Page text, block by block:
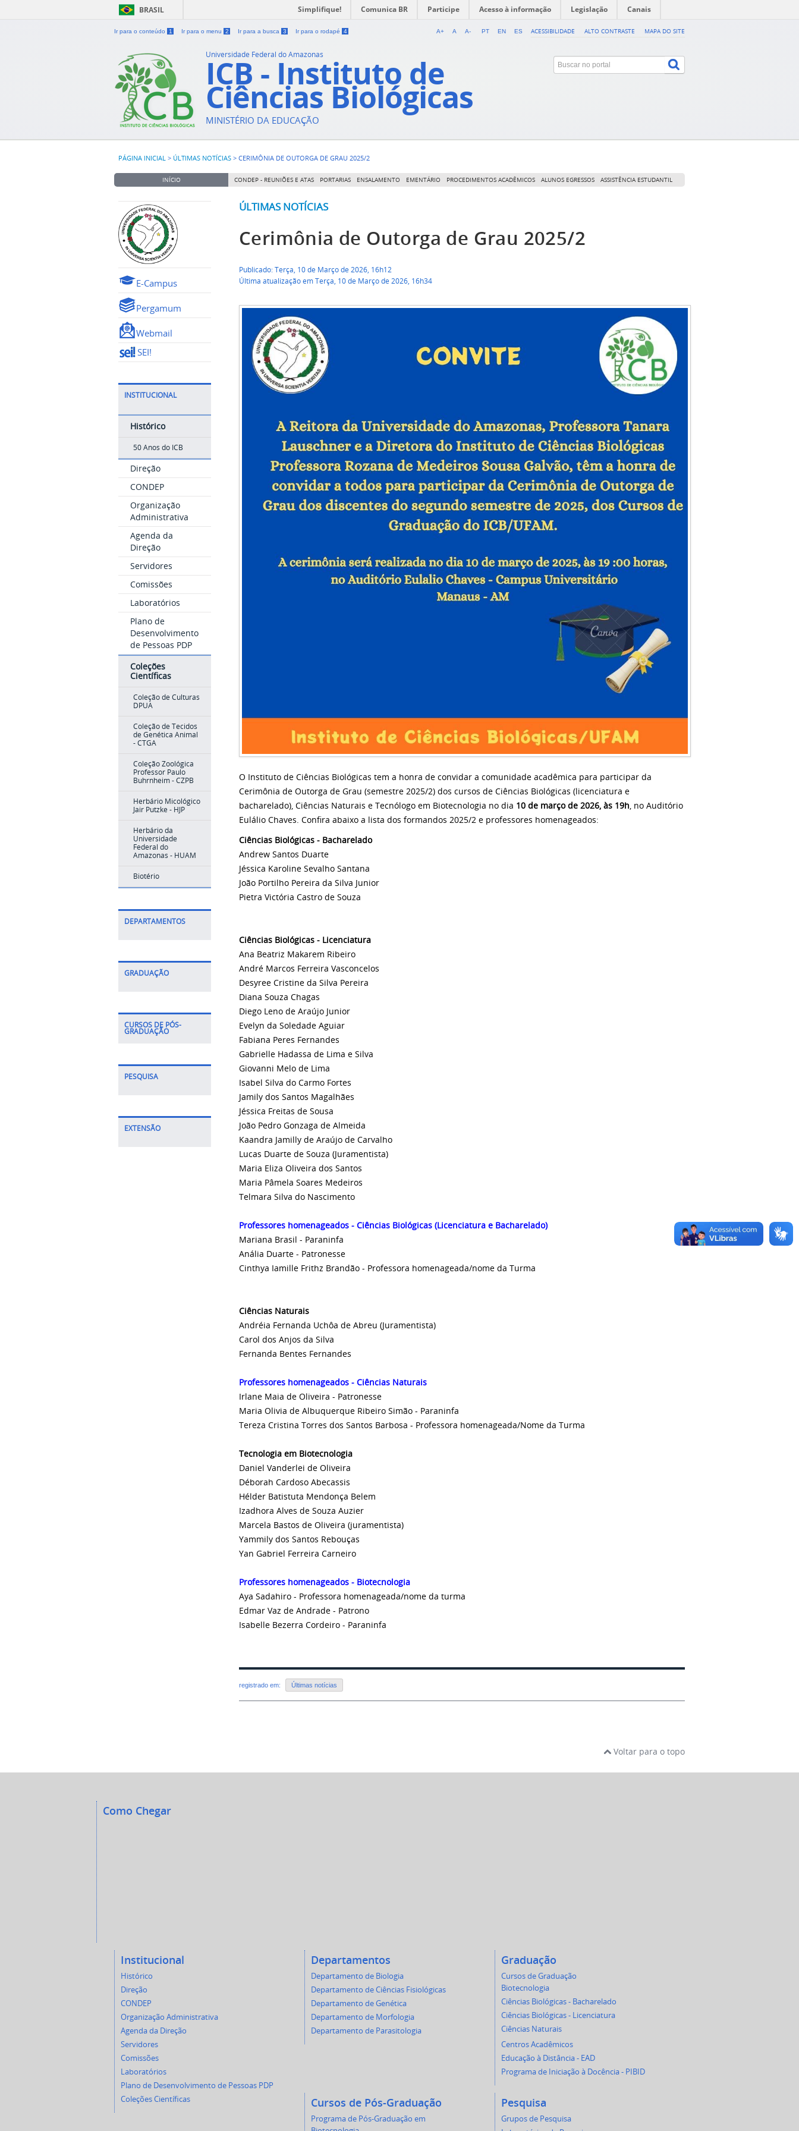
BRASIL Simplifique! Comunica BR Participe Acesso à informação Legislação Canais
Ir para o conteúdo 1 Ir para o menu 2 Ir para a busca 3 Ir para o rodapé 4 ACESSIBILIDADE ALTO CONTRASTE MAPA DO SITE
A+ A A- PT EN ES
Universidade Federal do Amazonas
ICB - Instituto de
Ciências Biológicas
MINISTÉRIO DA EDUCAÇÃO
PÁGINA INICIAL > ÚLTIMAS NOTÍCIAS > CERIMÔNIA DE OUTORGA DE GRAU 2025/2
INÍCIO CONDEP - REUNIÕES E ATAS PORTARIAS ENSALAMENTO EMENTÁRIO PROCEDIMENTOS ACADÊMICOS ALUNOS EGRESSOS ASSISTÊNCIA ESTUDANTIL
E-Campus
Pergamum
Webmail
SEI!
INSTITUCIONAL
Histórico
50 Anos do ICB
Direção
CONDEP
Organização
Administrativa
Agenda da
Direção
Servidores
Comissões
Laboratórios
Plano de
Desenvolvimento
de Pessoas PDP
Coleções
Científicas
Coleção de Culturas
DPUA
Coleção de Tecidos
de Genética Animal
- CTGA
Coleção Zoológica
Professor Paulo
Buhrnheim - CZPB
Herbário Micológico
Jair Putzke - HJP
Herbário da
Universidade
Federal do
Amazonas - HUAM
Biotério
DEPARTAMENTOS
GRADUAÇÃO
CURSOS DE PÓS-
GRADUAÇÃO
PESQUISA
EXTENSÃO
ÚLTIMAS NOTÍCIAS
Cerimônia de Outorga de Grau 2025/2
Publicado: Terça, 10 de Março de 2026, 16h12
Última atualização em Terça, 10 de Março de 2026, 16h34
O Instituto de Ciências Biológicas tem a honra de convidar a comunidade acadêmica para participar da
Cerimônia de Outorga de Grau (semestre 2025/2) dos cursos de Ciências Biológicas (licenciatura e
bacharelado), Ciências Naturais e Tecnólogo em Biotecnologia no dia 10 de março de 2026, às 19h, no Auditório
Eulálio Chaves. Confira abaixo a lista dos formandos 2025/2 e professores homenageados:
Ciências Biológicas - Bacharelado
Andrew Santos Duarte
Jéssica Karoline Sevalho Santana
João Portilho Pereira da Silva Junior
Pietra Victória Castro de Souza
Ciências Biológicas - Licenciatura
Ana Beatriz Makarem Ribeiro
André Marcos Ferreira Vasconcelos
Desyree Cristine da Silva Pereira
Diana Souza Chagas
Diego Leno de Araújo Junior
Evelyn da Soledade Aguiar
Fabiana Peres Fernandes
Gabrielle Hadassa de Lima e Silva
Giovanni Melo de Lima
Isabel Silva do Carmo Fortes
Jamily dos Santos Magalhães
Jéssica Freitas de Sousa
João Pedro Gonzaga de Almeida
Kaandra Jamilly de Araújo de Carvalho
Lucas Duarte de Souza (Juramentista)
Maria Eliza Oliveira dos Santos
Maria Pâmela Soares Medeiros
Telmara Silva do Nascimento
Professores homenageados - Ciências Biológicas (Licenciatura e Bacharelado)
Mariana Brasil - Paraninfa
Anália Duarte - Patronesse
Cinthya Iamille Frithz Brandão - Professora homenageada/nome da Turma
Ciências Naturais
Andréia Fernanda Uchôa de Abreu (Juramentista)
Carol dos Anjos da Silva
Fernanda Bentes Fernandes
Professores homenageados - Ciências Naturais
Irlane Maia de Oliveira - Patronesse
Maria Olivia de Albuquerque Ribeiro Simão - Paraninfa
Tereza Cristina Torres dos Santos Barbosa - Professora homenageada/Nome da Turma
Tecnologia em Biotecnologia
Daniel Vanderlei de Oliveira
Déborah Cardoso Abecassis
Hélder Batistuta Mendonça Belem
Izadhora Alves de Souza Auzier
Marcela Bastos de Oliveira (juramentista)
Yammily dos Santos Rebouças
Yan Gabriel Ferreira Carneiro
Professores homenageados - Biotecnologia
Aya Sadahiro - Professora homenageada/nome da turma
Edmar Vaz de Andrade - Patrono
Isabelle Bezerra Cordeiro - Paraninfa
registrado em: Últimas notícias
Voltar para o topo
Como Chegar
Institucional
Histórico
Direção
CONDEP
Organização Administrativa
Agenda da Direção
Servidores
Comissões
Laboratórios
Plano de Desenvolvimento de Pessoas PDP
Coleções Científicas
Departamentos
Departamento de Biologia
Departamento de Ciências Fisiológicas
Departamento de Genética
Departamento de Morfologia
Departamento de Parasitologia
Graduação
Cursos de Graduação
Biotecnologia
Ciências Biológicas - Bacharelado
Ciências Biológicas - Licenciatura
Ciências Naturais
Centros Acadêmicos
Educação à Distância - EAD
Programa de Iniciação à Docência - PIBID
Cursos de Pós-Graduação
Programa de Pós-Graduação em
Pesquisa
Grupos de Pesquisa